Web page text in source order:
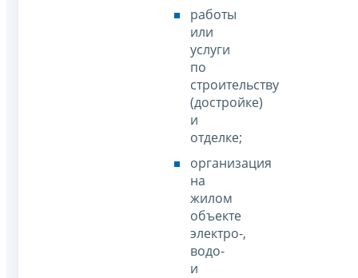
работы
или
услуги
по
строительству
(достройке)
и
отделке;
организация
на
жилом
объекте
электро-,
водо-
и